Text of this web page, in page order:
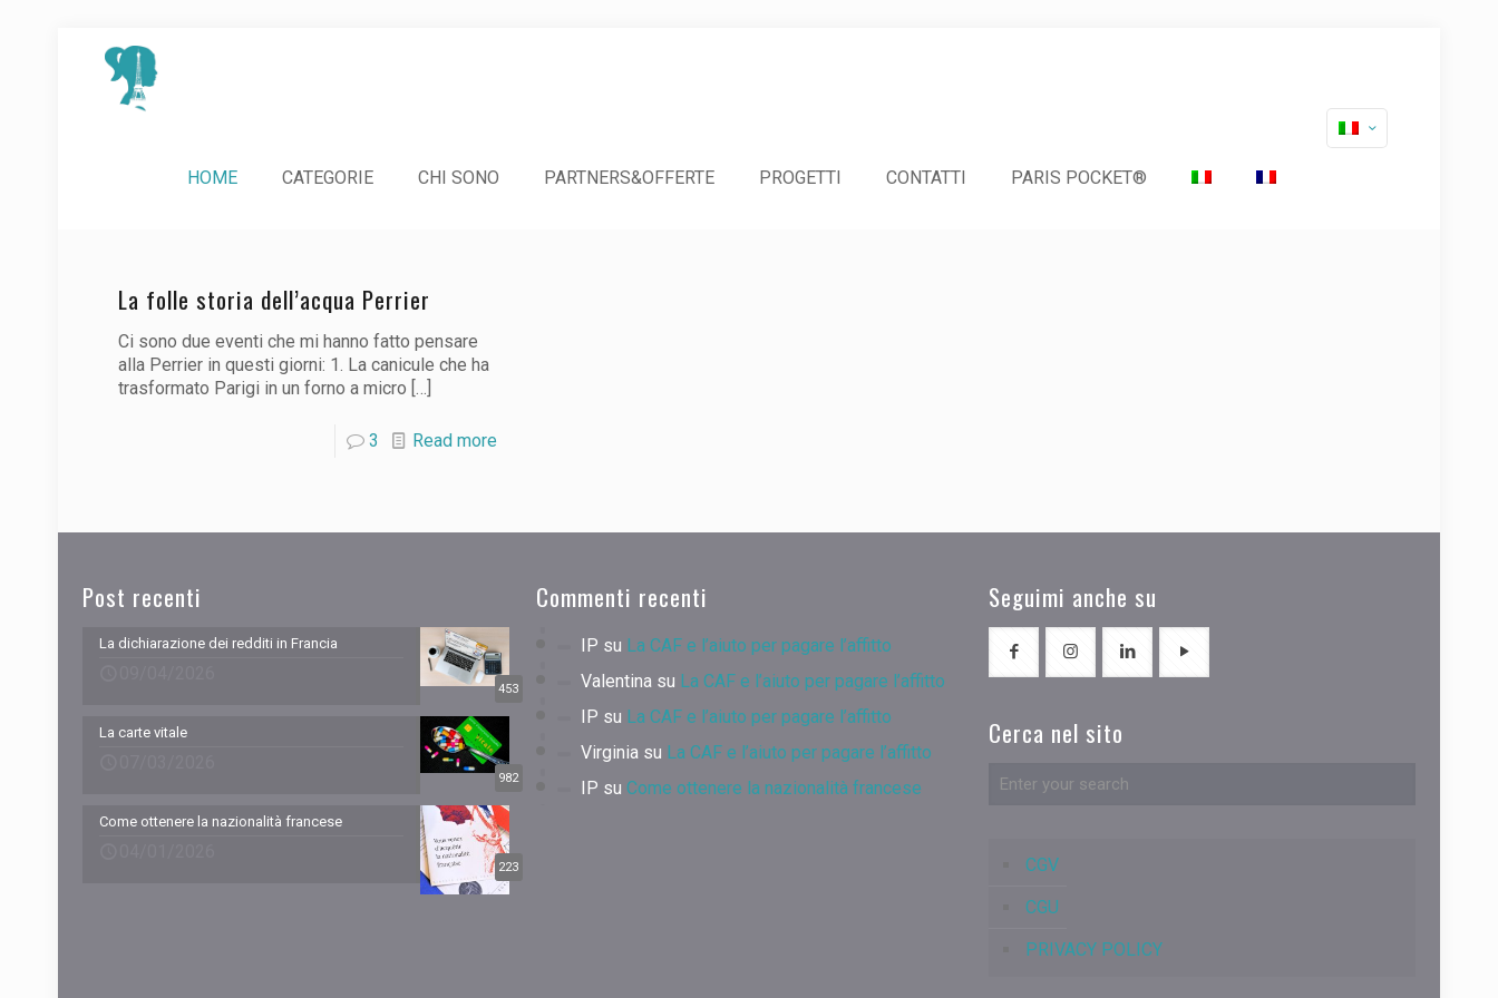
HOME CATEGORIE CHI SONO PARTNERS&OFFERTE PROGETTI CONTATTI PARIS POCKET®
La folle storia dell’acqua Perrier
Ci sono due eventi che mi hanno fatto pensare
alla Perrier in questi giorni: 1. La canicule che ha
trasformato Parigi in un forno a micro […]
3 Read more
Post recenti
453
La dichiarazione dei redditi in Francia
982
La carte vitale
223
Come ottenere la nazionalità francese
Commenti recenti
IP su La CAF e l’aiuto per pagare l’affitto
Valentinasu La CAF e l’aiuto per pagare l’affitto
IP su La CAF e l’aiuto per pagare l’affitto
Virginiasu La CAF e l’aiuto per pagare l’affitto
IP su Come ottenere la nazionalità francese
Seguimi anche su
Cerca nel sito
CGV
CGU
PRIVACY POLICY